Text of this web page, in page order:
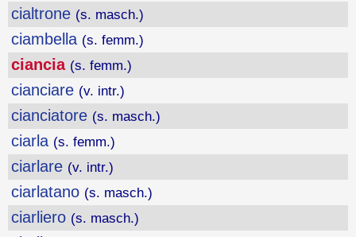
cialtrone (s. masch.)
ciambella (s. femm.)
ciancia (s. femm.)
cianciare (v. intr.)
cianciatore (s. masch.)
ciarla (s. femm.)
ciarlare (v. intr.)
ciarlatano (s. masch.)
ciarliero (s. masch.)